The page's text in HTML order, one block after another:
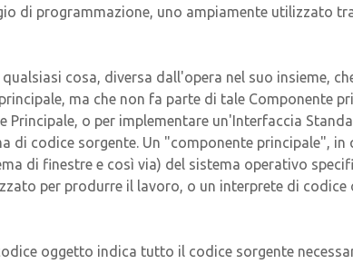
di programmazione, uno ampiamente utilizzato
cosa, diversa dall'opera nel suo insieme,
ma che non fa parte di tale Componente
o per implementare un'Interfaccia
di codice sorgente. Un "componente principale", in
di finestre e così via) del sistema operativo
per produrre il lavoro, o un interprete di
oggetto indica tutto il codice sorgente